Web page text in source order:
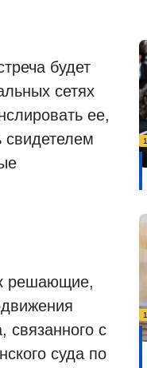
будет
сетях
ее,
свидетелем
решающие,
связанного с
суда по